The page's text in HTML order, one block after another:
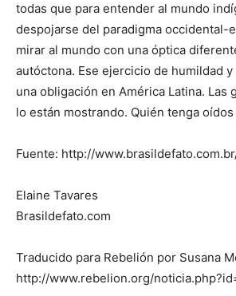
todas que para entender al mundo
despojarse del paradigma occidental-
mirar al mundo con una óptica
autóctona. Ese ejercicio de humildad
una obligación en América Latina. Las
lo están mostrando. Quién tenga
Fuente: http://
Elaine Tavares
Brasildefato.com
Traducido para Rebelión por Susana
http://www.rebelion.org/